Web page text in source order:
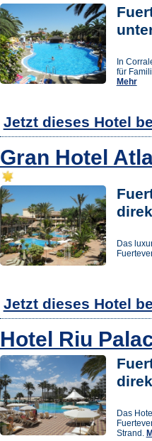
In
für
Mehr
Jetzt dieses Hotel
Gran Hotel
Das
Jetzt dieses Hotel
Hotel Riu
Das
Strand.